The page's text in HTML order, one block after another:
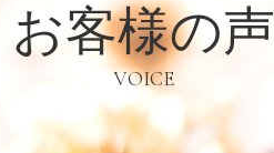
お客様の声
VOICE